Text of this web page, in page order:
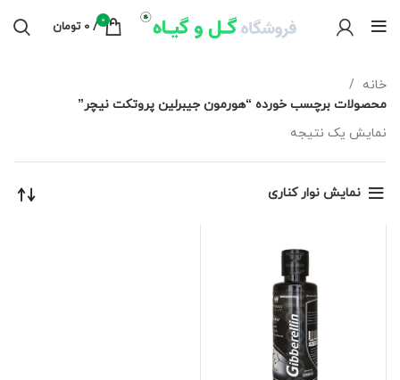
0
/
0 تومان
خانه
محصولات برچسب خورده “هورمون جیبرلین پروتکت نیچر”
نمایش یک نتیجه
نمایش نوار کناری